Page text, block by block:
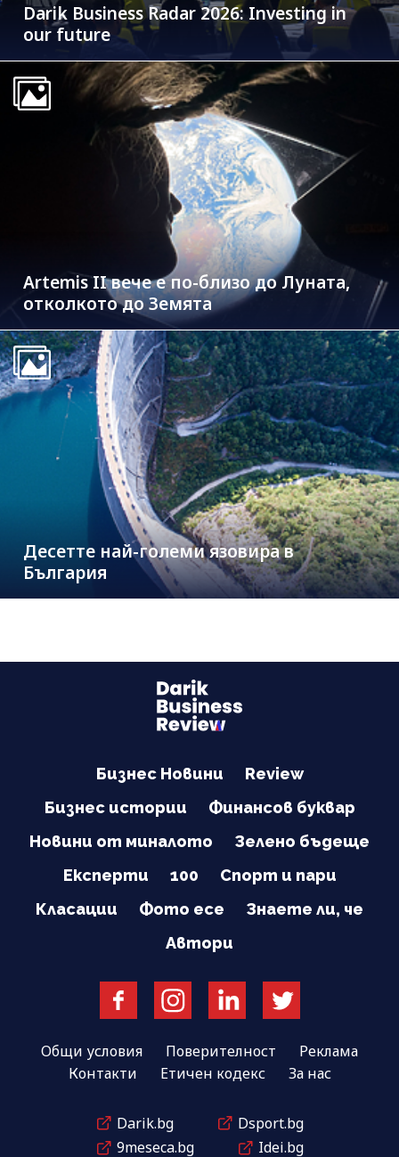
Darik Business Radar 2026: Investing in
our future
Artemis II вече е по-близо до Луната,
отколкото до Земята
Десетте най-големи язовира в
България
Бизнес Новини
Review
Бизнес истории
Финансов буквар
Новини от миналото
Зелено бъдеще
Експерти
100
Спорт и пари
Класации
Фото есе
Знаете ли, че
Автори
Общи условия Поверителност
Реклама
Контакти
Етичен кодекс За нас
Darik.bg
Dsport.bg
9meseca.bg
Idei.bg